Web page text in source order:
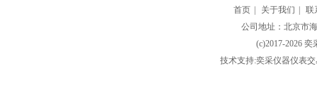
首页 关于我们
联
公司地址：北京市
(c)2017-2026
技术支持:奕采仪器仪表